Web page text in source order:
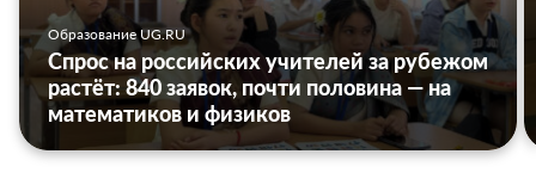
Образование UG.RU
Спрос на российских учителей за рубежом
растёт: 840 заявок, почти половина — на
математиков и физиков